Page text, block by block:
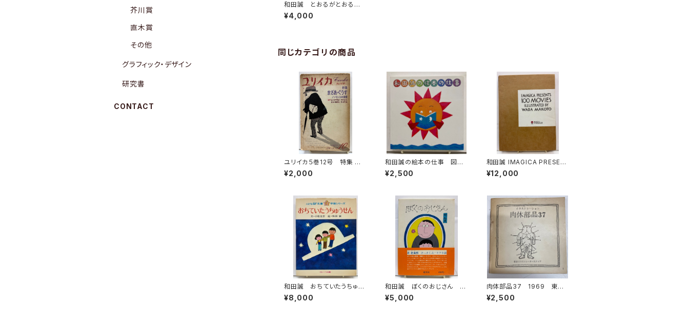
和田誠 とおるがとおる
谷川俊太郎 新絵本 1976
年 初版 あかね書房刊
¥4,000
同じカテゴリの商品
ユリイカ５巻12号 特集 ま
ざあ・ぐうす 絵本 谷川俊太
郎訳／和田誠絵 長谷川四
¥2,000
和田誠の絵本の仕事 図
録 2005年 ふくやま美術
館
¥2,500
和田誠 IMAGICA PRESEN
TS 100MOVIES ILLASTR
ATED BY WADA MAKOT
¥12,000
和田誠 おちていたうちゅう
せん 小松左京 こどもSF
文庫・宇宙シリーズ５ 1972
¥8,000
和田誠 ぼくのおじさん 北
杜夫 1972年初版の1991
年重版 旺文社
¥5,000
肉体部品37 1969 東京
イラストレーターズクラブ
¥2,500
芥川賞
直木賞
その他
グラフィック・デザイン
研究書
CONTACT